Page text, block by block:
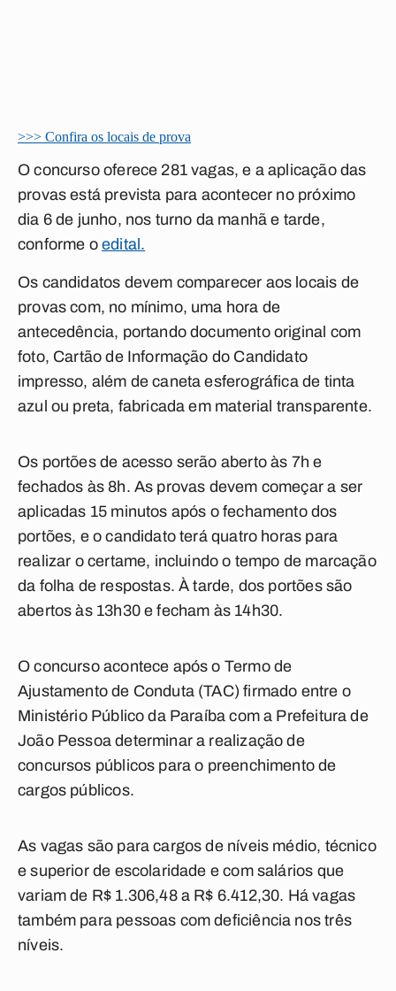
>>> Confira os locais de prova
O concurso oferece 281 vagas, e a aplicação das
provas está prevista para acontecer no próximo
dia 6 de junho, nos turno da manhã e tarde,
conforme o edital.
Os candidatos devem comparecer aos locais de
provas com, no mínimo, uma hora de
antecedência, portando documento original com
foto, Cartão de Informação do Candidato
impresso, além de caneta esferográfica de tinta
azul ou preta, fabricada em material transparente.
Os portões de acesso serão aberto às 7h e
fechados às 8h. As provas devem começar a ser
aplicadas 15 minutos após o fechamento dos
portões, e o candidato terá quatro horas para
realizar o certame, incluindo o tempo de marcação
da folha de respostas. À tarde, dos portões são
abertos às 13h30 e fecham às 14h30.
O concurso acontece após o Termo de
Ajustamento de Conduta (TAC) firmado entre o
Ministério Público da Paraíba com a Prefeitura de
João Pessoa determinar a realização de
concursos públicos para o preenchimento de
cargos públicos.
As vagas são para cargos de níveis médio, técnico
e superior de escolaridade e com salários que
variam de R$ 1.306,48 a R$ 6.412,30. Há vagas
também para pessoas com deficiência nos três
níveis.